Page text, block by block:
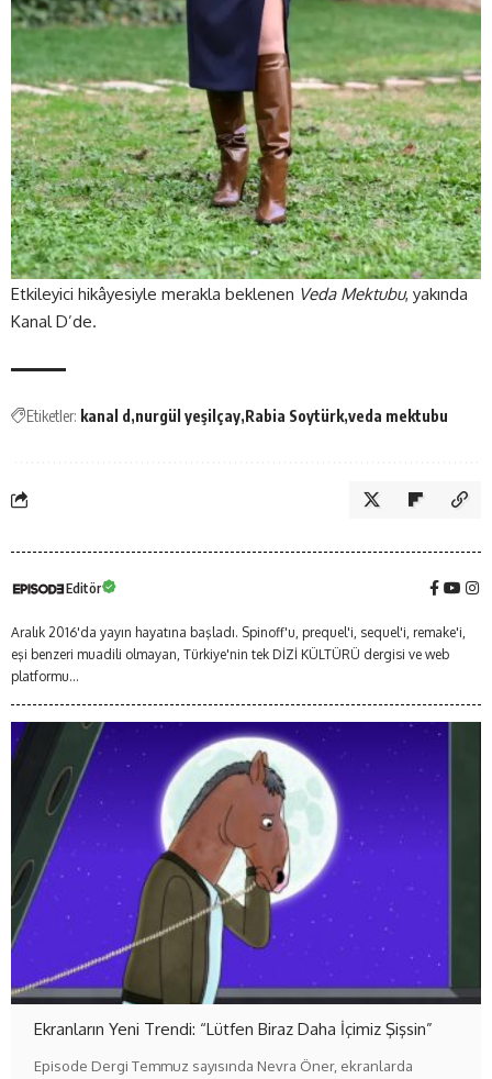
Etkileyici hikâyesiyle merakla beklenen Veda Mektubu, yakında
Kanal D’de.
Etiketler: kanal d nurgül yeşilçay Rabia Soytürk veda mektubu
Editör
Aralık 2016'da yayın hayatına başladı. Spinoff'u, prequel'i, sequel'i, remake'i,
eşi benzeri muadili olmayan, Türkiye'nin tek DİZİ KÜLTÜRÜ dergisi ve web
platformu...
Ekranların Yeni Trendi: “Lütfen Biraz Daha İçimiz Şişsin”
Episode Dergi Temmuz sayısında Nevra Öner, ekranlarda